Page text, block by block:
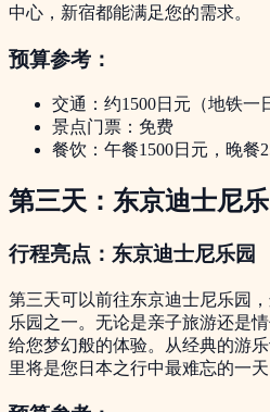
中心，新宿都能满足您的需求。
预算参考：
交通：约1500日元（地铁一
景点门票：免费
餐饮：午餐1500日元，晚餐
第三天：东京迪士尼
行程亮点：东京迪士尼乐园
第三天可以前往东京迪士尼乐园
乐园之一。无论是亲子旅游还是
给您梦幻般的体验。从经典的游
里将是您日本之行中最难忘的一天